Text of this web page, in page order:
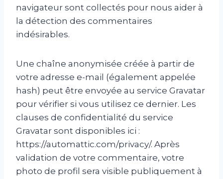
navigateur sont collectés pour nous aider à
la détection des commentaires
indésirables.
Une chaîne anonymisée créée à partir de
votre adresse e-mail (également appelée
hash) peut être envoyée au service Gravatar
pour vérifier si vous utilisez ce dernier. Les
clauses de confidentialité du service
Gravatar sont disponibles ici :
https://automattic.com/privacy/. Après
validation de votre commentaire, votre
photo de profil sera visible publiquement à